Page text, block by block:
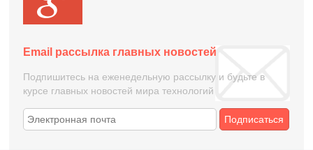
Email рассылка главных новостей
Подпишитесь на еженедельную рассылку и будьте в
курсе главных новостей мира технологий
Подписаться